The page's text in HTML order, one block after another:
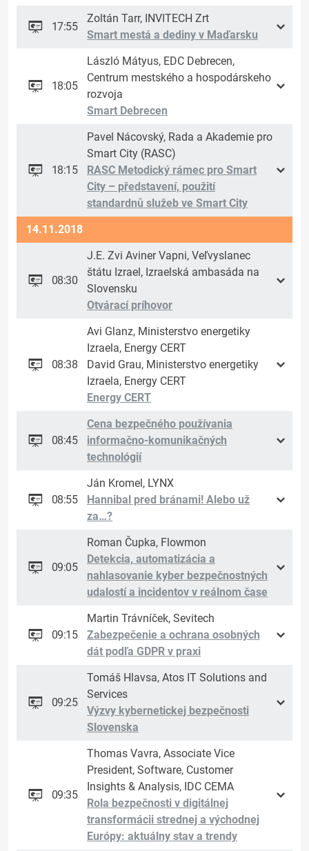
17:55
Zoltán Tarr, INVITECH Zrt
Smart mestá a dediny v Maďarsku
18:05
László Mátyus, EDC Debrecen,
Centrum mestského a hospodárskeho
rozvoja
Smart Debrecen
18:15
Pavel Nácovský, Rada a Akademie pro
Smart City (RASC)
RASC Metodický rámec pro Smart
City – představení, použití
standardnů služeb ve Smart City
14.11.2018
08:30
J.E. Zvi Aviner Vapni, Veľvyslanec
štátu Izrael, Izraelská ambasáda na
Slovensku
Otvárací príhovor
08:38
Avi Glanz, Ministerstvo energetiky
Izraela, Energy CERT
David Grau, Ministerstvo energetiky
Izraela, Energy CERT
Energy CERT
08:45
Cena bezpečného používania
informačno-komunikačných
technológií
08:55
Ján Kromel, LYNX
Hannibal pred bránami! Alebo už
za…?
09:05
Roman Čupka, Flowmon
Detekcia, automatizácia a
nahlasovanie kyber bezpečnostných
udalostí a incidentov v reálnom čase
09:15
Martin Trávníček, Sevitech
Zabezpečenie a ochrana osobných
dát podľa GDPR v praxi
09:25
Tomáš Hlavsa, Atos IT Solutions and
Services
Výzvy kybernetickej bezpečnosti
Slovenska
09:35
Thomas Vavra, Associate Vice
President, Software, Customer
Insights & Analysis, IDC CEMA
Rola bezpečnosti v digitálnej
transformácii strednej a východnej
Európy: aktuálny stav a trendy